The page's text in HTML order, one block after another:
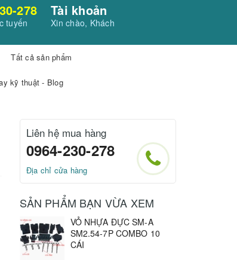
278
tuyến
Tài khoản
Xin chào, Khách
Tất cả sản phẩm
kỹ thuật - Blog
Liên hệ mua hàng
0964-230-278
Địa chỉ cửa hàng
SẢN PHẨM BẠN VỪA XEM
VỎ NHỰA ĐỰC SM-A
SM2.54-7P COMBO 10
CÁI